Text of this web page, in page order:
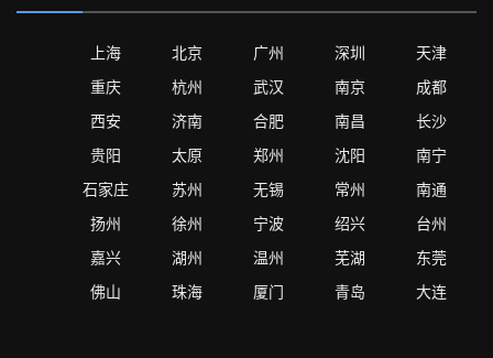
上海 北京 广州 深圳
天津
重庆
杭州 武汉 南京
成都
西安
济南 合肥 南昌
长沙
贵阳
太原 郑州 沈阳
南宁
石家庄
苏州 无锡 常州
南通
扬州
徐州 宁波 绍兴
台州
嘉兴
湖州 温州 芜湖
东莞
佛山
珠海 厦门 青岛 大连